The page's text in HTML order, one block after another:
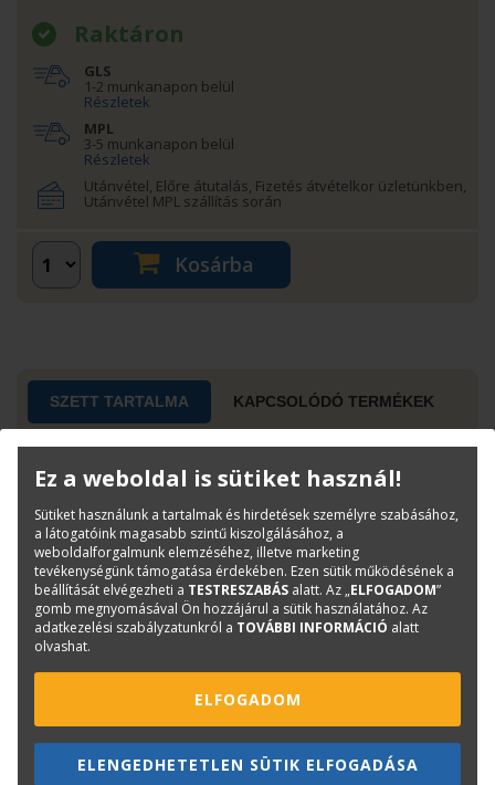
Raktáron
GLS
1-2 munkanapon belül
Részletek
MPL
3-5 munkanapon belül
Részletek
Utánvétel, Előre átutalás, Fizetés átvételkor üzletünkben,
Utánvétel MPL szállítás során
Kosárba
SZETT TARTALMA KAPCSOLÓDÓ TERMÉKEK
A szett az alábbi tintapatronokat tartalmazza:
Canon PFI-320MBK Matte Black
tintapaptron 300 ml (CF2889C001AA)
Canon PFI-320BK Photo Black tintapatron
300 ml (CF2890C001AA)
Canon PFI-320C Cyan tintapatron 300 ml
Canon PFI-320M Magenta tintapatron 300
ml (CF2892C001AA)
Canon PFI-320Y Yellow tintapatron 300 ml
Ez a weboldal is sütiket használ!
Sütiket használunk a tartalmak és hirdetések személyre szabásához,
a látogatóink magasabb szintű kiszolgálásához, a
weboldalforgalmunk elemzéséhez, illetve marketing
tevékenységünk támogatása érdekében. Ezen sütik működésének a
beállítását elvégezheti a TESTRESZABÁS alatt. Az „ELFOGADOM”
gomb megnyomásával Ön hozzájárul a sütik használatához. Az
adatkezelési szabályzatunkról a TOVÁBBI INFORMÁCIÓ alatt
olvashat.
ELFOGADOM
ELENGEDHETETLEN SÜTIK ELFOGADÁSA